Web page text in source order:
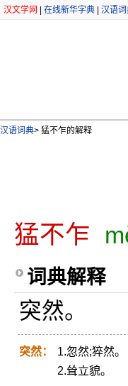
汉文学网 在线新华字典 汉语
汉语词典> 猛不乍的解释
猛不乍
词典解释
突然。
突然：
1.忽然;猝然。
2.耸立貌。